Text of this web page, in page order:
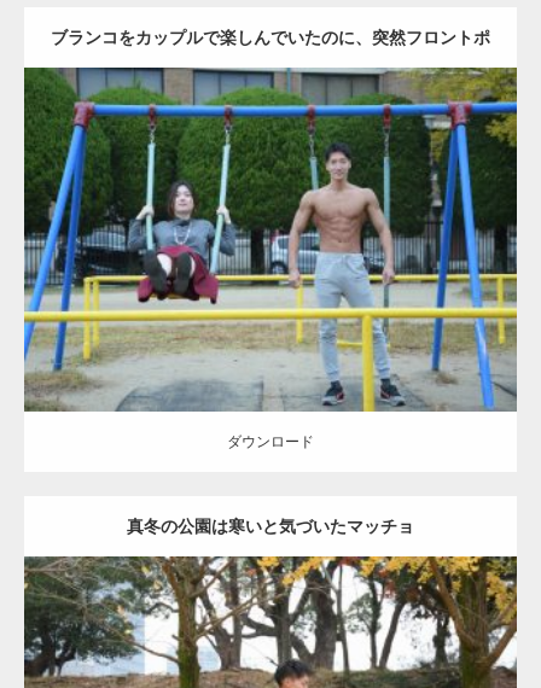
ブランコをカップルで楽しんでいたのに、突然フロントポ
ーズをするマッチョ
Update: 2021.07.6
Category:公園のマッチョ その他 AKIHITO(細マッチョ) 腹筋 大胸筋
ダウンロード
ダウンロード
真冬の公園は寒いと気づいたマッチョ
Update: 2021.07.8